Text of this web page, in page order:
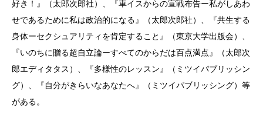
好き！』（太郎次郎社）、『車イスからの宣戦布告ー私がしあわ
せであるために私は政治的になる』（太郎次郎社）、『共生する
身体ーセクシュアリティを肯定すること』（東京大学出版会）、
『いのちに贈る超自立論ーすべてのからだは百点満点』（太郎次
郎エディタタス）、『多様性のレッスン』（ミツイパブリッシン
グ）、『自分がきらいなあなたへ』（ミツイパブリッシング）等
がある。